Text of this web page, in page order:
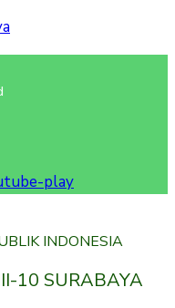
play
INDONESIA
10 SURABAYA